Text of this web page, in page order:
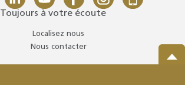
Toujours à votre écoute
Localisez nous
Nous contacter